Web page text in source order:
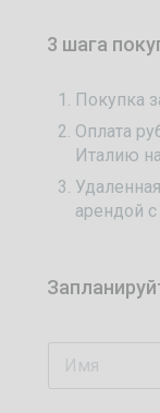
3 шага
Покупка
Оплата
Италию
арендой